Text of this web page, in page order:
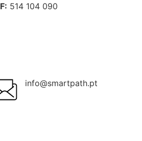
514 104 090
info@smartpath.pt